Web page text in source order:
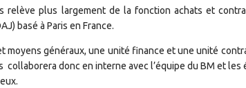
plus largement de la fonction achats et
basé à Paris en France.
généraux, une unité finance et une unité
donc en interne avec l’équipe du BM et